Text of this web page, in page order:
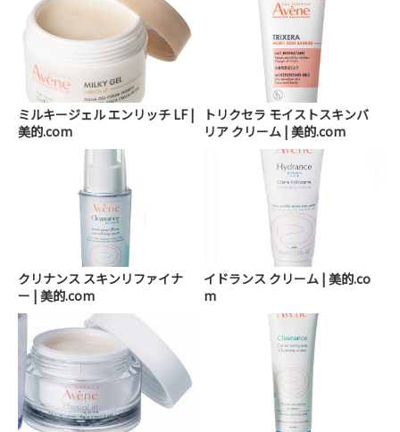
ミルキージェル エンリッチ LF |
美的.com
トリクセラ モイストスキンバ
リア クリーム | 美的.com
クリナンス スキンリファイナ
ー | 美的.com
イドランス クリーム | 美的.co
m